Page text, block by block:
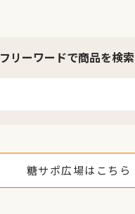
フリーワードで商品を検
糖サポ広場はこちら